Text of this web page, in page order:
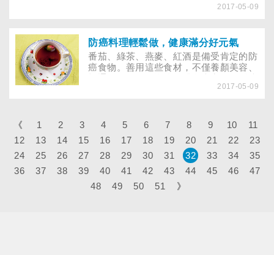
2017-05-09
防癌料理輕鬆做，健康滿分好元氣
番茄、綠茶、燕麥、紅酒是備受肯定的防
癌食物。善用這些食材，不僅養顏美容、
2017-05-09
《 1 2 3 4 5 6 7 8 9 10
11
12
13 14 15 16 17 18 19 20 21 22
23
24
25 26 27 28 29 30 31 32 33 34
35
36
37 38 39 40 41 42 43 44 45 46
47
48
49 50 51 》